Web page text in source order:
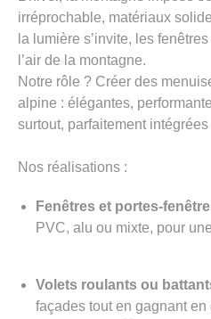
irréprochable, matériaux
la lumière s’invite, les
l’air de la montagne.
Notre rôle ? Créer des
alpine : élégantes,
surtout, parfaitement
Nos réalisations :
Fenêtres et portes-
PVC, alu ou mixte, pour
Volets roulants ou
façades tout en gagnant en